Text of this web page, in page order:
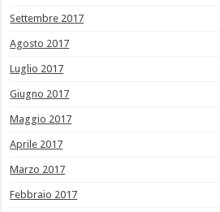
Settembre 2017
Agosto 2017
Luglio 2017
Giugno 2017
Maggio 2017
Aprile 2017
Marzo 2017
Febbraio 2017